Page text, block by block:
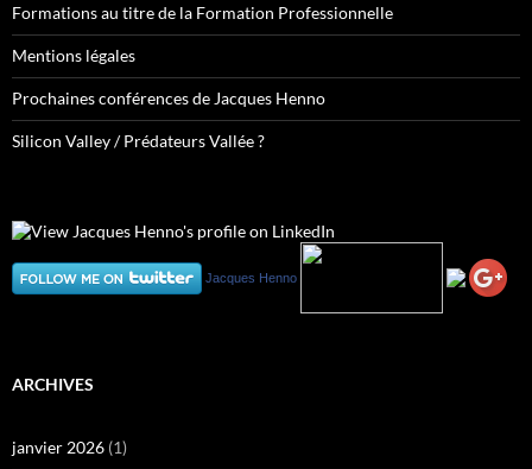
Formations au titre de la Formation Professionnelle
Mentions légales
Prochaines conférences de Jacques Henno
Silicon Valley / Prédateurs Vallée ?
Jacques Henno
ARCHIVES
janvier 2026 (1)